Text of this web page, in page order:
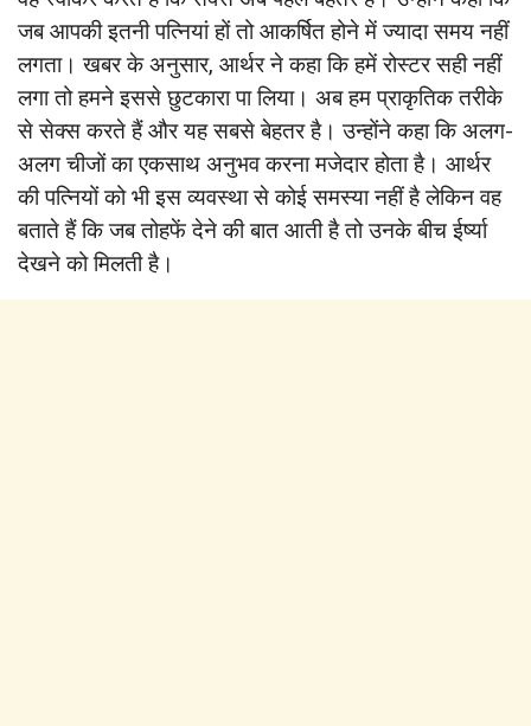
जब आपकी इतनी पत्नियां हों तो आकर्षित होने में ज्यादा समय नहीं
लगता। खबर के अनुसार, आर्थर ने कहा कि हमें रोस्टर सही नहीं
लगा तो हमने इससे छुटकारा पा लिया। अब हम प्राकृतिक तरीके
से सेक्स करते हैं और यह सबसे बेहतर है। उन्होंने कहा कि अलग-
अलग चीजों का एकसाथ अनुभव करना मजेदार होता है। आर्थर
की पत्नियों को भी इस व्यवस्था से कोई समस्या नहीं है लेकिन वह
बताते हैं कि जब तोहफें देने की बात आती है तो उनके बीच ईर्ष्या
देखने को मिलती है।